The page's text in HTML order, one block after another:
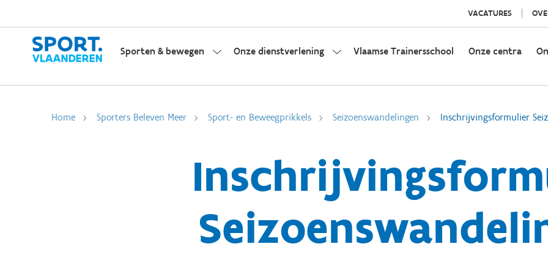
VACATURES
Sporten & bewegen Onze dienstverlening Vlaamse Trainersschool Onze centra
Home Sporters Beleven Meer Sport- en Beweegprikkels Seizoenswandelingen Inschrijvingsformulier